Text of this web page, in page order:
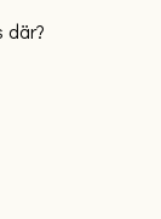
där?